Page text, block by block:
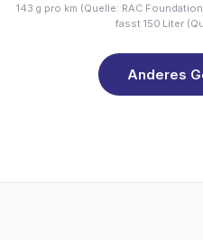
143 g pro km (Quelle: RAC
fasst 150 Liter
Anderes